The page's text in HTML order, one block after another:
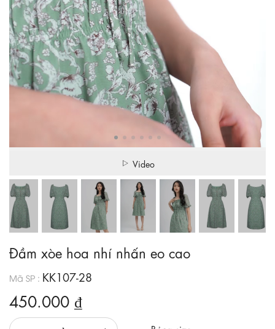
Video
Đầm xòe hoa nhí nhấn eo cao
Mã SP : KK107-28
450.000 ₫